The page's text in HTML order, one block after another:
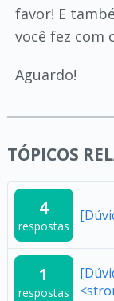
favor! E
você fez com
Aguardo!
TÓPICOS
4
respostas
1
respostas